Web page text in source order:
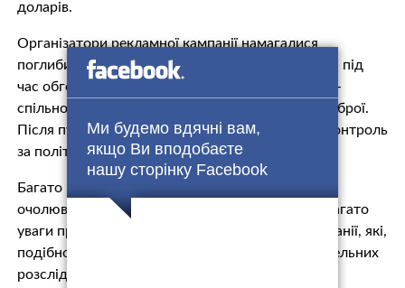
Ми будемо вдячні вам,
якщо Ви вподобаєте
нашу сторінку Facebook
доларів.
Організатори рекламної кампанії намагалися
поглибити розкол в американському суспільстві під
час обговорення спірних тем, пов’язаних з ЛГБТ-
спільнотою, імміграцією, контролем за обігом зброї.
Після публікації цих даних, Facebook посилив контроль
за політичною рекламою.
Багато в керівництві Facebook вважають, що
очолюваний Самосом відділ безпеки занадто багато
уваги приділив російському втручанню. Ті компанії, які,
подібно до Twitter, не проводили настільки ретельних
розслідувань, не потрапили під вогонь критики,